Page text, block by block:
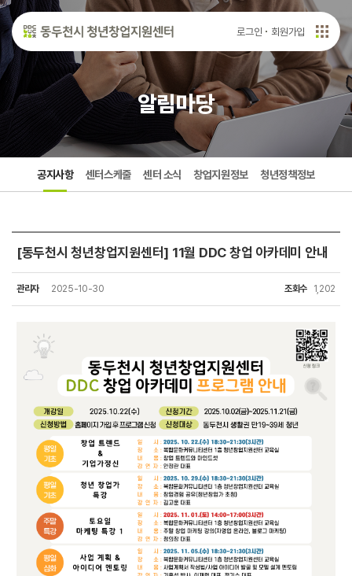
로그인 회원가입
알림마당
공지사항 센터스케줄 센터 소식 창업지원정보 청년정책정보
[동두천시 청년창업지원센터] 11월 DDC 창업 아카데미 안내
관리자 2025-10-30 조회수 1,202